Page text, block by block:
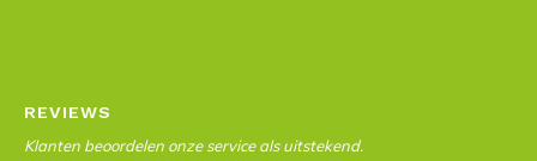
REVIEWS
Klanten beoordelen onze service als uitstekend.